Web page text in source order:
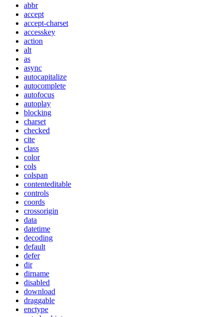
abbr
accept
accept-charset
accesskey
action
alt
as
async
autocapitalize
autocomplete
autofocus
autoplay
blocking
charset
checked
cite
class
color
cols
colspan
contenteditable
controls
coords
crossorigin
data
datetime
decoding
default
defer
dir
dirname
disabled
download
draggable
enctype